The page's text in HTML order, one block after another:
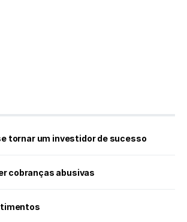
tornar um investidor de sucesso
cobranças abusivas